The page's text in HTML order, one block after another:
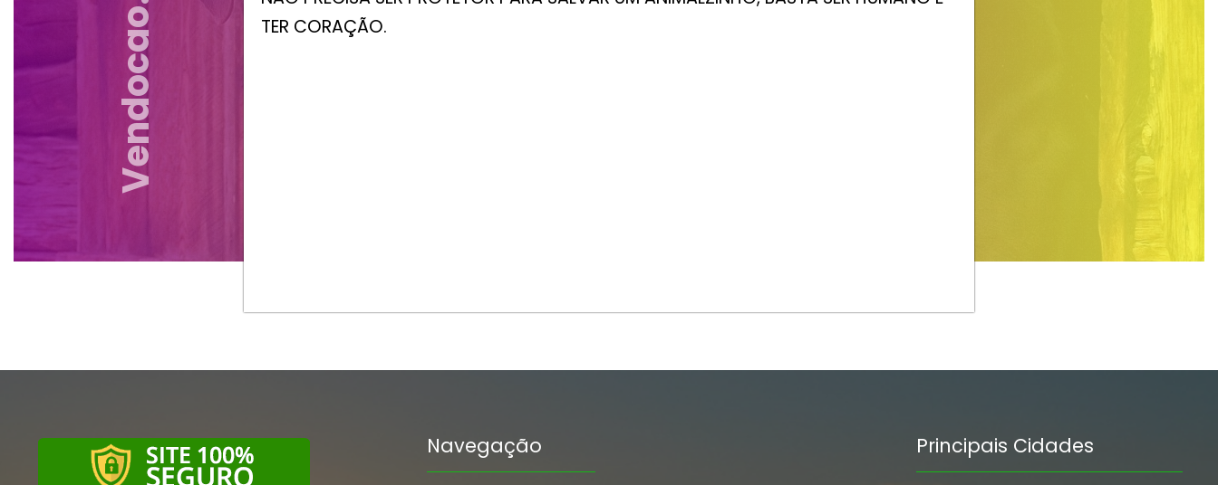
TER CORAÇÃO.
Navegação Principais Cidades